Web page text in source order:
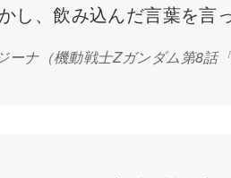
し、飲み込んだ言葉を言
ーナ（機動戦士Zガンダム第8話